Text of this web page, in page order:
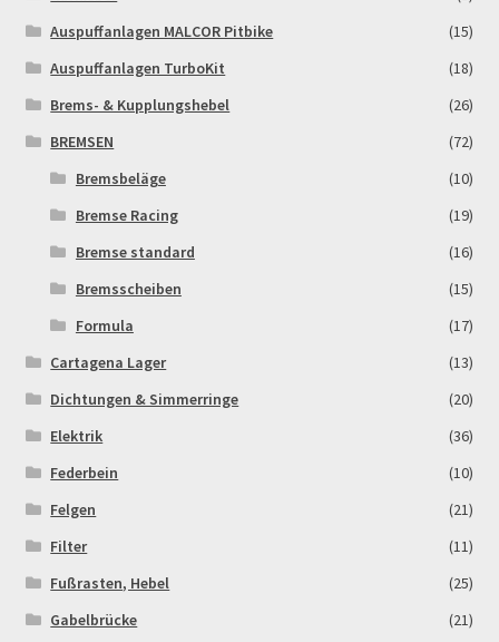
Newsletter
Order Confirmation
Pitbike Junior
Pitbike-Training
TOPstrecken
POLITICA DE COOKIES
Registration
Rennserien-Veranstalter
Auspuffanlagen MALCOR Pitbike
(15)
Auspuffanlagen TurboKit
(18)
Brems- & Kupplungshebel
(26)
BREMSEN
(72)
Bremsbeläge
(10)
Bremse Racing
(19)
Bremse standard
(16)
Bremsscheiben
(15)
Formula
(17)
Cartagena Lager
(13)
Dichtungen & Simmerringe
(20)
Elektrik
(36)
Federbein
(10)
Felgen
(21)
Filter
(11)
Fußrasten, Hebel
(25)
Gabelbrücke
(21)